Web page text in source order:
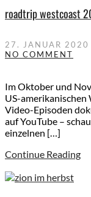
roadtrip westcoast
27. JANUAR 2020
NO COMMENT
Im Oktober und
US-amerikanischen
Video-Episoden
auf YouTube –
einzelnen […]
Continue Reading